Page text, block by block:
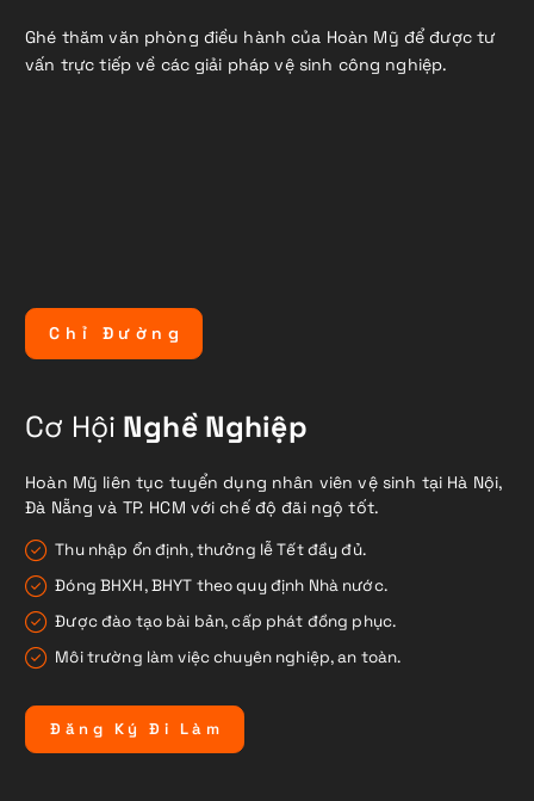
Ghé thăm văn phòng điều hành của Hoàn Mỹ để được tư
vấn trực tiếp về các giải pháp vệ sinh công nghiệp.
C h ỉ Đ ư ờ n g
Cơ Hội Nghề Nghiệp
Hoàn Mỹ liên tục tuyển dụng nhân viên vệ sinh tại Hà Nội,
Đà Nẵng và TP. HCM với chế độ đãi ngộ tốt.
Thu nhập ổn định, thưởng lễ Tết đầy đủ.
Đóng BHXH, BHYT theo quy định Nhà nước.
Được đào tạo bài bản, cấp phát đồng phục.
Môi trường làm việc chuyên nghiệp, an toàn.
Đ ă n g Ký Đ i L à m